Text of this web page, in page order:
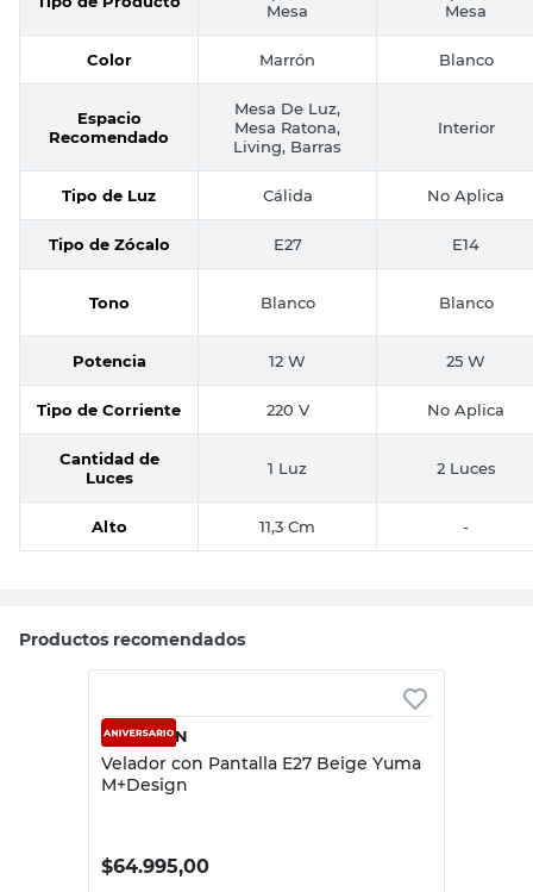
Mesa
Mesa
Color Marrón Blanco
Espacio
Recomendado
Mesa De Luz,
Mesa Ratona,
Living, Barras
Interior
Tipo de Luz Cálida No Aplica
Tipo de Zócalo E27 E14
Tono Blanco Blanco
Potencia 12 W 25 W
Tipo de Corriente 220 V No Aplica
Cantidad de
Luces
1 Luz 2 Luces
Alto 11,3 Cm -
Productos recomendados
M+DESIGN
Velador con Pantalla E27 Beige Yuma
M+Design
$64.995,00